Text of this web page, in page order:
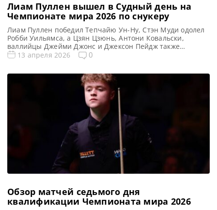
Лиам Пуллен вышел в Судный день на
Чемпионате мира 2026 по снукеру
Лиам Пуллен победил Тепчайю Ун-Ну, Стэн Муди одолел
Робби Уильямса, а Цзян Цзюнь, Антони Ковальски,
валлийцы Джейми Джонс и Джексон Пейдж также
одержали победы в своих матчах и вышли в Судный день
своего дебюта в легендарном Crucible, одержав
13 апреля 2026 0
Обзор матчей седьмого дня
квалификации Чемпионата мира 2026